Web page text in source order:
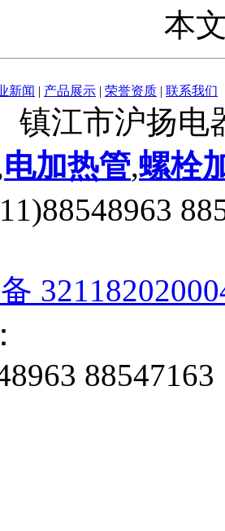
本
新闻 | 产品展示 | 荣誉资质 | 联系我们
江市沪扬
电加热管,螺栓
88547163